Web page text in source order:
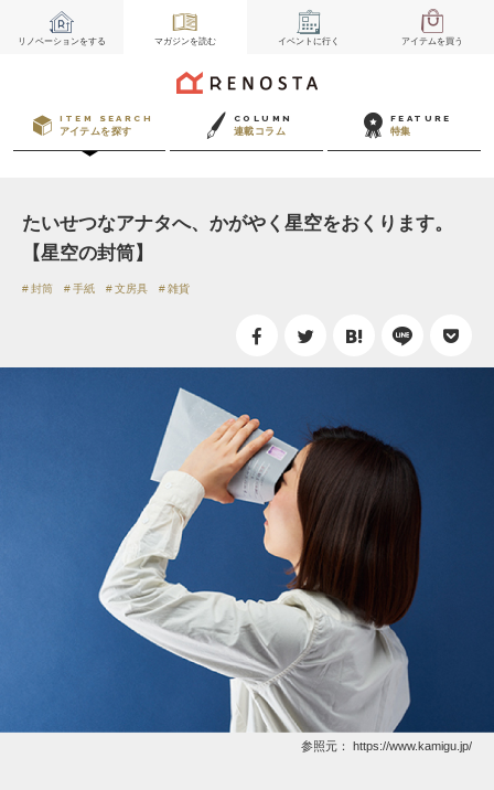
リノベーションをする マガジンを読む イベント に行く アイテムを買う
ITEM SEARCH
アイテムを探す
COLUMN
連載コラム
FEATURE
特集
たいせつなアナタへ、かがやく星空をおくります。
【星空の封筒】
封筒 手紙 文房具 雑貨
参照元： https://www.kamigu.jp/